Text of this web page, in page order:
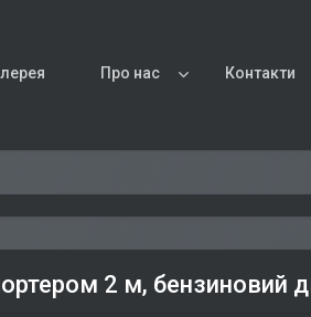
Про нас Контакти
2 м, бензиновий